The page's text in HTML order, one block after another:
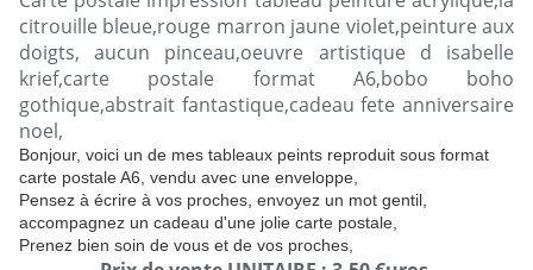
citrouille bleue,rouge marron jaune violet,peinture aux
doigts, aucun pinceau,oeuvre artistique d isabelle
krief,carte postale format A6,bobo boho
gothique,abstrait fantastique,cadeau fete anniversaire
noel,
Bonjour, voici un de mes tableaux peints reproduit sous format
carte postale A6, vendu avec une enveloppe,
Pensez à écrire à vos proches, envoyez un mot gentil,
accompagnez un cadeau d'une jolie carte postale,
Prenez bien soin de vous et de vos proches,